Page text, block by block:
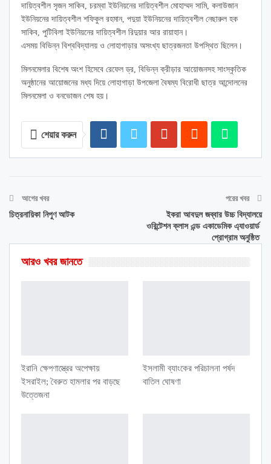
দায়িত্বশীল সৃজন সাকিব, চরম্বা ইউনিয়নের দায়িত্বশীল মোহাম্মদ সামি, কলাউজান
ইউনিয়নের দায়িত্বশীল শফিকুল রহমান, পদুয়া ইউনিয়নের দায়িত্বশীল নেছারুল হক
সাকিব, পুটিবিলা ইউনিয়নের দায়িত্বশীল রিদুয়ার আর রায়াহান।
এসময় বিভিন্ন বিশ্ববিদ্যালয় ও লোহাগাড়ার অসংখ্য ছাত্রজনতা উপস্থিত ছিলেন।
মিলনমেলার বিশেষ অংশ হিসেবে রেফেল ড্র, বিভিন্ন ক্রীড়ার আয়োজনসহ সাংস্কৃতিক
অনুষ্ঠানের আয়োজনের মধ্য দিয়ে লোহাগাড়া উপজেলা বৈষম্য বিরোধী ছাত্র আন্দোলনের
মিলনমেলা ও বনভোজন শেষ হয়।
শেয়ার করুন
আগের খবর
চিত্রনায়িকা নিপুণ আটক
পরের খবর
ইকরা আবদুল জব্বার উচ্চ বিদ্যালয়ে
ওরিন্টেশন ক্লাস এন্ড একাডেমিক এ্যাওয়ার্ড
প্রোগ্রাম অনুষ্ঠিত
আরও খবর জানতে
ইরানি ক্ষেপণাস্ত্রের অপেক্ষায়
ইসরাইল; বৈরুত হামলার পর বাড়ছে
উত্তেজনা
ইসলামী ব্যাংকের পরিচালনা পর্ষদ
বাতিল ঘোষণা